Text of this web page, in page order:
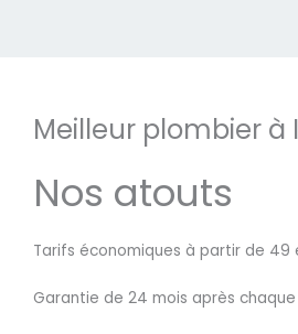
Meilleur plombier à
Nos atouts
Tarifs économiques à partir de 49
Garantie de 24 mois après